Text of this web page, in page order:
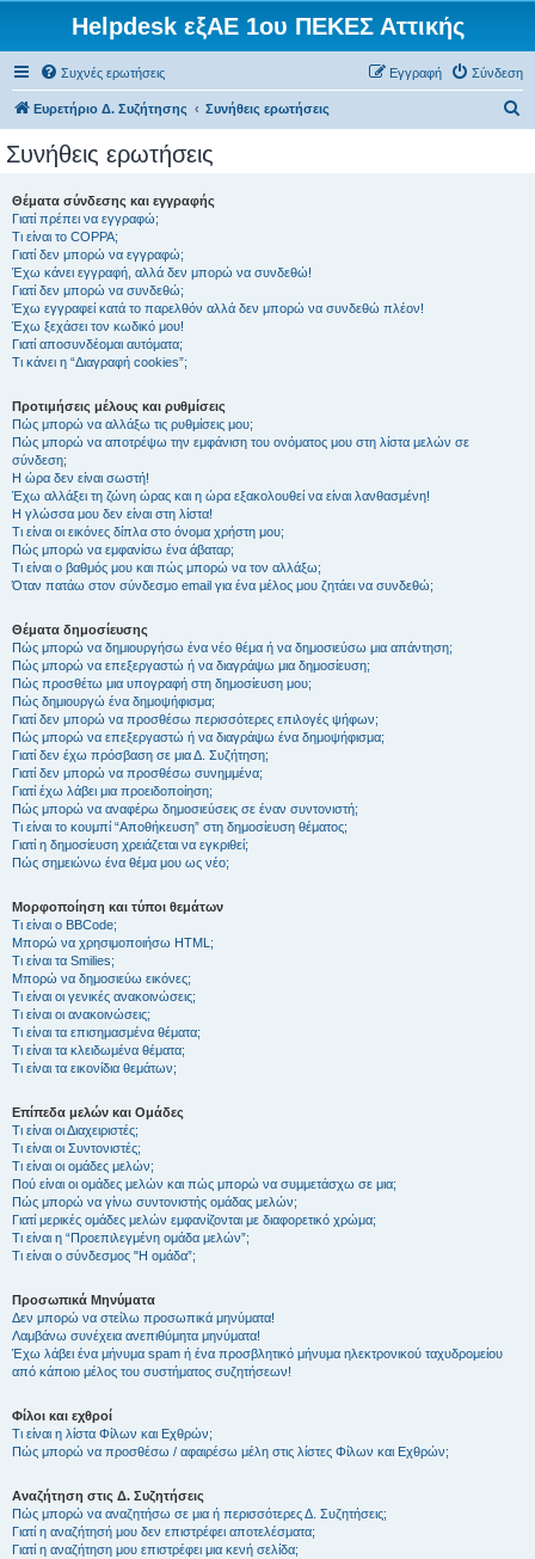
Helpdesk εξΑΕ 1ου ΠΕΚΕΣ Αττικής
Συχνές ερωτήσεις Σύνδεση
Εγγραφή
Ευρετήριο Δ. Συζήτησης Συνήθεις ερωτήσεις
Συνήθεις ερωτήσεις
Θέματα σύνδεσης και εγγραφής
Γιατί πρέπει να εγγραφώ;
Τι είναι το COPPA;
Γιατί δεν μπορώ να εγγραφώ;
Έχω κάνει εγγραφή, αλλά δεν μπορώ να συνδεθώ!
Γιατί δεν μπορώ να συνδεθώ;
Έχω εγγραφεί κατά το παρελθόν αλλά δεν μπορώ να συνδεθώ πλέον!
Έχω ξεχάσει τον κωδικό μου!
Γιατί αποσυνδέομαι αυτόματα;
Τι κάνει η “Διαγραφή cookies”;
Προτιμήσεις μέλους και ρυθμίσεις
Πώς μπορώ να αλλάξω τις ρυθμίσεις μου;
Πώς μπορώ να αποτρέψω την εμφάνιση του ονόματος μου στη λίστα μελών σε
σύνδεση;
Η ώρα δεν είναι σωστή!
Έχω αλλάξει τη ζώνη ώρας και η ώρα εξακολουθεί να είναι λανθασμένη!
Η γλώσσα μου δεν είναι στη λίστα!
Τι είναι οι εικόνες δίπλα στο όνομα χρήστη μου;
Πώς μπορώ να εμφανίσω ένα άβαταρ;
Τι είναι ο βαθμός μου και πώς μπορώ να τον αλλάξω;
Όταν πατάω στον σύνδεσμο email για ένα μέλος μου ζητάει να συνδεθώ;
Θέματα δημοσίευσης
Πώς μπορώ να δημιουργήσω ένα νέο θέμα ή να δημοσιεύσω μια απάντηση;
Πώς μπορώ να επεξεργαστώ ή να διαγράψω μια δημοσίευση;
Πώς προσθέτω μια υπογραφή στη δημοσίευση μου;
Πώς δημιουργώ ένα δημοψήφισμα;
Γιατί δεν μπορώ να προσθέσω περισσότερες επιλογές ψήφων;
Πώς μπορώ να επεξεργαστώ ή να διαγράψω ένα δημοψήφισμα;
Γιατί δεν έχω πρόσβαση σε μια Δ. Συζήτηση;
Γιατί δεν μπορώ να προσθέσω συνημμένα;
Γιατί έχω λάβει μια προειδοποίηση;
Πώς μπορώ να αναφέρω δημοσιεύσεις σε έναν συντονιστή;
Τι είναι το κουμπί “Αποθήκευση” στη δημοσίευση θέματος;
Γιατί η δημοσίευση χρειάζεται να εγκριθεί;
Πώς σημειώνω ένα θέμα μου ως νέο;
Μορφοποίηση και τύποι θεμάτων
Τι είναι ο BBCode;
Μπορώ να χρησιμοποιήσω HTML;
Τι είναι τα Smilies;
Μπορώ να δημοσιεύω εικόνες;
Τι είναι οι γενικές ανακοινώσεις;
Τι είναι οι ανακοινώσεις;
Τι είναι τα επισημασμένα θέματα;
Τι είναι τα κλειδωμένα θέματα;
Τι είναι τα εικονίδια θεμάτων;
Επίπεδα μελών και Ομάδες
Τι είναι οι Διαχειριστές;
Τι είναι οι Συντονιστές;
Τι είναι οι ομάδες μελών;
Πού είναι οι ομάδες μελών και πώς μπορώ να συμμετάσχω σε μια;
Πώς μπορώ να γίνω συντονιστής ομάδας μελών;
Γιατί μερικές ομάδες μελών εμφανίζονται με διαφορετικό χρώμα;
Τι είναι η “Προεπιλεγμένη ομάδα μελών”;
Τι είναι ο σύνδεσμος "Η ομάδα”;
Προσωπικά Μηνύματα
Δεν μπορώ να στείλω προσωπικά μηνύματα!
Λαμβάνω συνέχεια ανεπιθύμητα μηνύματα!
Έχω λάβει ένα μήνυμα spam ή ένα προσβλητικό μήνυμα ηλεκτρονικού ταχυδρομείου
από κάποιο μέλος του συστήματος συζητήσεων!
Φίλοι και εχθροί
Τι είναι η λίστα Φίλων και Εχθρών;
Πώς μπορώ να προσθέσω / αφαιρέσω μέλη στις λίστες Φίλων και Εχθρών;
Αναζήτηση στις Δ. Συζητήσεις
Πώς μπορώ να αναζητήσω σε μια ή περισσότερες Δ. Συζητήσεις;
Γιατί η αναζήτησή μου δεν επιστρέφει αποτελέσματα;
Γιατί η αναζήτηση μου επιστρέφει μια κενή σελίδα;